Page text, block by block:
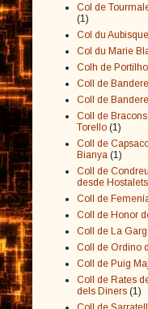
Col de
(1)
Col du
Col du Marie
Colh de
Coll de
Coll de
Coll de
Torello (1)
Coll de
Bianya (1)
Coll de
desde
Coll de
Coll de Honor
Coll de La
Coll de Ordino
Coll de Puig
Coll de Rates
dels Diners (1)